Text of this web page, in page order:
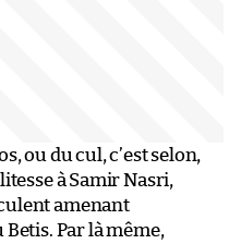
ou du cul, c’est selon,
à Samir Nasri,
amenant
Par là même,